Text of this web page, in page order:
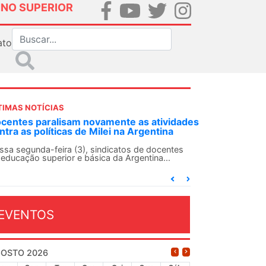
SUPERIOR
NOTÍCIAS
paralisam novamente as atividades
as políticas de Milei na Argentina
segunda-feira (3), sindicatos de docentes
superior e básica da Argentina...
2026